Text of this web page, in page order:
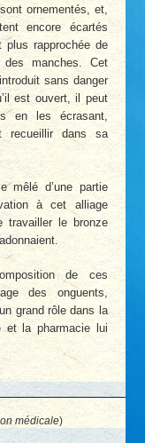
ornementés, et,
encore écartés
plus rapprochée de
des manches. Cet
sans danger
est ouvert, il peut
en les écrasant,
recueillir dans sa
mêlé d’une partie
à cet alliage
travailler le bronze
de ces
des onguents,
grand rôle dans la
et la pharmacie lui
médicale)